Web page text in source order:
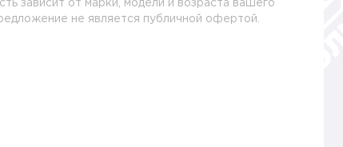
зависит от марки, модели и возраста вашего
не является публичной офертой.